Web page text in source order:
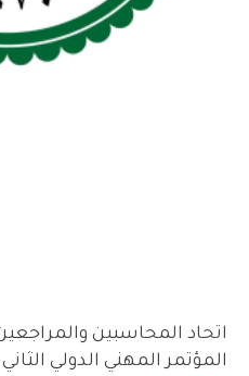
اتحاد المحاسبين
المؤتمر المهني الدولي